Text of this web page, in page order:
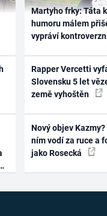
Martyho frky: Táta
humoru málem
vypráví
Rapper Vercetti
Slovensku 5 let
země vyhoštěn
Nový objev
ním vodí za ruce a
jako Rosecká